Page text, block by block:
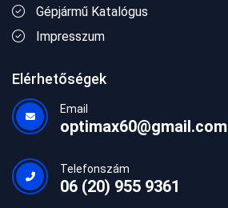
Gépjármű Katalógus
Impresszum
Elérhetőségek
Email
optimax60@gmail.com
Telefonszám
06 (20) 955 9361